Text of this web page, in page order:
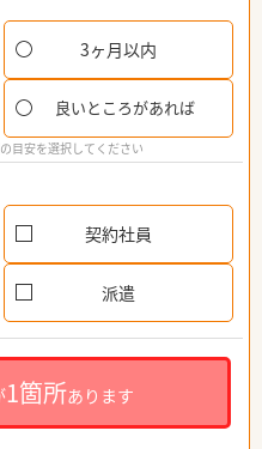
3ヶ月以内
良いところがあれば
目安を選択してください
契約社員
派遣
1箇所あります